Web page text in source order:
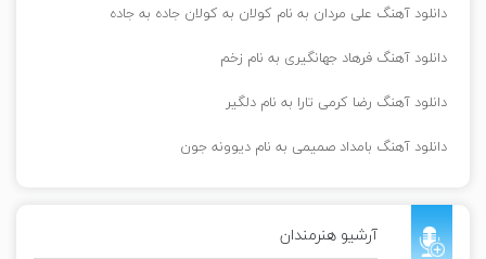
دانلود آهنگ علی مردان به نام کولان به کولان جاده به جاده
دانلود آهنگ فرهاد جهانگیری به نام زخم
دانلود آهنگ رضا کرمی تارا به نام دلگیر
دانلود آهنگ بامداد صمیمی به نام دیوونه جون
آرشیو هنرمندان